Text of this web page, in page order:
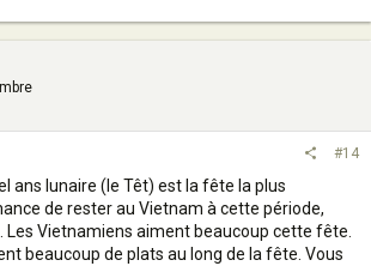
#14
ans lunaire (le Têt) est la fête la plus
de rester au Vietnam à cette période,
Les Vietnamiens aiment beaucoup cette fête.
beaucoup de plats au long de la fête. Vous